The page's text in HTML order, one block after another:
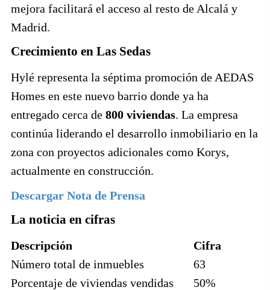
mejora facilitará el acceso al resto de Alcalá y
Madrid.
Crecimiento en Las Sedas
Hylé representa la séptima promoción de AEDAS
Homes en este nuevo barrio donde ya ha
entregado cerca de 800 viviendas. La empresa
continúa liderando el desarrollo inmobiliario en la
zona con proyectos adicionales como Korys,
actualmente en construcción.
Descargar Nota de Prensa
La noticia en cifras
Descripción
Cifra
Número total de inmuebles
63
Porcentaje de viviendas vendidas
50%